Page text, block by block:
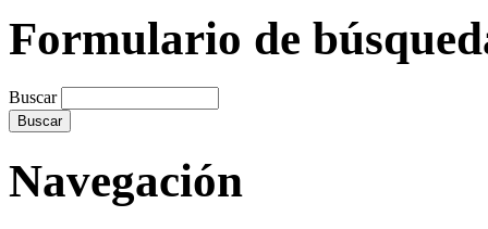
Formulario de
Buscar
Navegación